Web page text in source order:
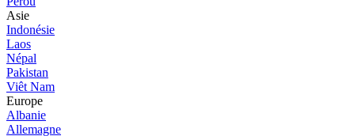
Asie
Indonésie
Laos
Népal
Pakistan
Viêt Nam
Europe
Albanie
Allemagne